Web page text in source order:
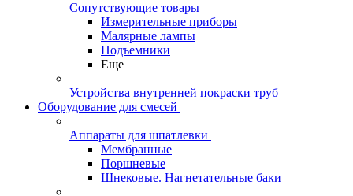
Сопутствующие товары
Измерительные приборы
Малярные лампы
Подъемники
Еще
Устройства внутренней покраски труб
Оборудование для смесей
Аппараты для шпатлевки
Мембранные
Поршневые
Шнековые. Нагнетательные баки